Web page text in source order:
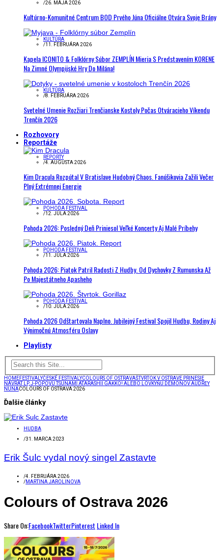
/26. MÁJA 2026
Kultúrno-Komunitné Centrum BOD Prvého Júna Oficiálne Otvára Svoje Brány
KULTÚRA
/11. FEBRUÁRA 2026
Kapela ICONITO & Folklórny Súbor ZEMPLÍN Mieria S Predstavením KORENE
Na Zimné Olympijské Hry Do Milána!
KULTÚRA
/8. FEBRUÁRA 2026
Svetelné Umenie Rozžiari Trenčianske Kostoly Počas Otváracieho Víkendu
Trenčín 2026
Rozhovory
Reportáže
REPORTY
/4. AUGUSTA 2026
Kim Dracula Rozpútal V Bratislave Hudobný Chaos. Fanúšikovia Zažili Večer
Plný Extrémnej Energie
POHODA FESTIVAL
/12. JÚLA 2026
Pohoda 2026: Posledný Deň Priniesol Veľké Koncerty Aj Malé Príbehy
POHODA FESTIVAL
/11. JÚLA 2026
Pohoda 2026: Piatok Patril Radosti Z Hudby. Od Dychovky Z Rumunska Až
Po Majestátneho Apasheho
POHODA FESTIVAL
/10. JÚLA 2026
Pohoda 2026 Odštartovala Naplno. Jubilejný Festival Spojil Hudbu, Rodiny Aj
Výnimočnú Atmosféru Oslavy
Playlisty
HOMEFESTIVALYČESKÉ FESTIVALYCOLOURS OF OSTRAVAŠTVRTOK V OSTRAVE PRINESIE
NÁVRAT LP, J-POPOVÚ TSUNAMI ATARASHII GAKKO! ALEBO LOVKYŇU DÉMONOV AUDREY
NUNACOLOURS OF OSTRAVA 2026
Ďalšie články
HUDBA
/31. MARCA 2023
Erik Šulc vydal nový singel Zastavte
/4. FEBRUÁRA 2026
/MARTINA JAROLINOVA
Colours of Ostrava 2026
Share On:FacebookTwitterPinterest Linked In